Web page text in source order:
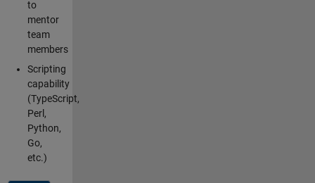
to
mentor
team
members
Scripting
capability
(TypeScript,
Perl,
Python,
Go,
etc.)